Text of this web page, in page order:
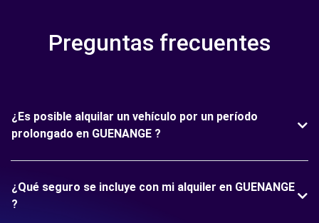
Preguntas frecuentes
¿Es posible alquilar un vehículo por un período
prolongado en GUENANGE ?
¿Qué seguro se incluye con mi alquiler en GUENANGE
?